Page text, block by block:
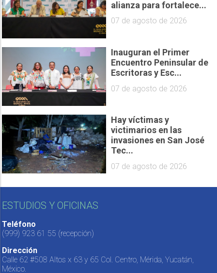
alianza para fortalece...
07 de agosto de 2026
Inauguran el Primer
Encuentro Peninsular de
Escritoras y Esc...
07 de agosto de 2026
Hay víctimas y
victimarios en las
invasiones en San José
Tec...
07 de agosto de 2026
ESTUDIOS Y OFICINAS
Teléfono
(999) 923 61 55 (recepción)
Dirección
Calle 62 #508 Altos x 63 y 65 Col. Centro, Mérida, Yucatán,
México.